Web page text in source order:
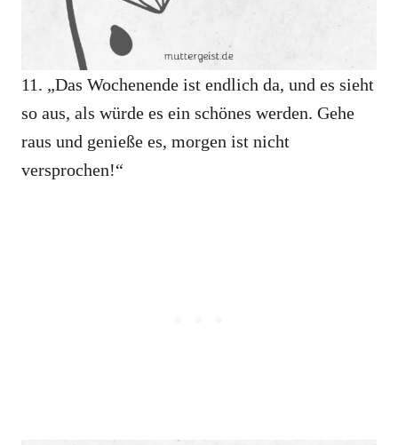
11. „Das Wochenende ist endlich da, und es sieht
so aus, als würde es ein schönes werden. Gehe
raus und genieße es, morgen ist nicht
versprochen!“